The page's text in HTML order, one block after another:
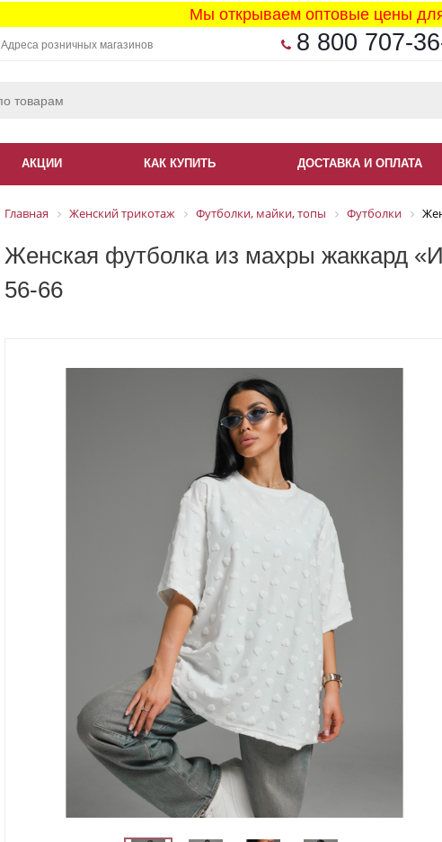
Мы открываем оптовые цены
Адреса розничных магазинов 8 800 707-
АКЦИИ КАК КУПИТЬ ДОСТАВКА И ОПЛАТА
Главная Женский трикотаж Футболки, майки, топы Футболки
Женская футболка из махры жаккард
56-66